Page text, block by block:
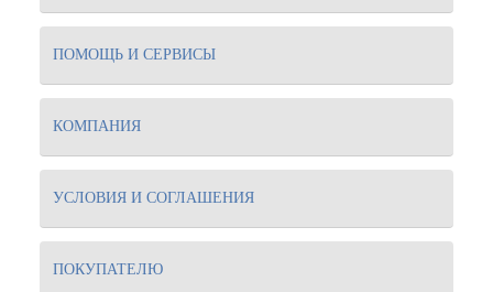
ПОМОЩЬ И СЕРВИСЫ
КОМПАНИЯ
УСЛОВИЯ И СОГЛАШЕНИЯ
ПОКУПАТЕЛЮ